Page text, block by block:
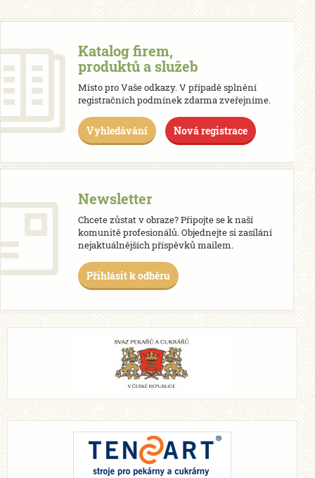
Katalog firem,
produktů a služeb
Místo pro Vaše odkazy. V případě splnění
registračních podmínek zdarma zveřejníme.
Vyhledávání Nová registrace
Newsletter
Chcete zůstat v obraze? Připojte se k naší
komunitě profesionálů. Objednejte si zasílání
nejaktuálnějších příspěvků mailem.
Přihlásit k odběru